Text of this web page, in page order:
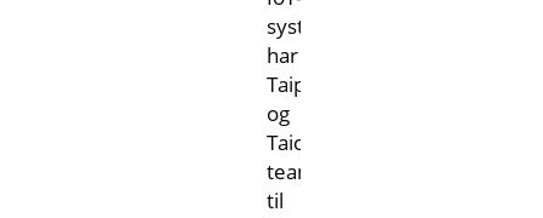
systemer
har
Taipei
og
Taichung-
teamet
til